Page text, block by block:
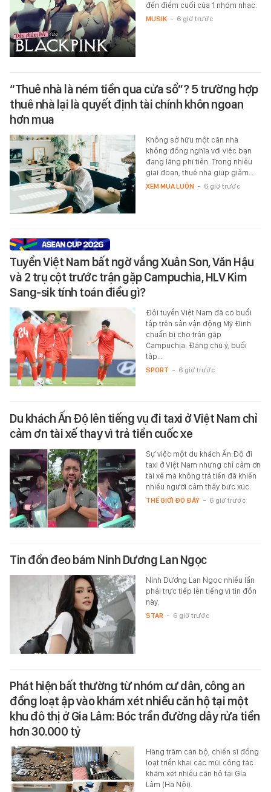
đến điểm cuối của 1 nhóm nhạc.
MUSIK - 6 giờ trước
“Thuê nhà là ném tiền qua cửa sổ”? 5 trường hợp
thuê nhà lại là quyết định tài chính khôn ngoan
hơn mua
Không sở hữu một căn nhà
không đồng nghĩa với việc bạn
đang lãng phí tiền. Trong nhiều
giai đoạn, thuê nhà giúp giảm…
XEM MUA LUÔN - 6 giờ trước
Tuyển Việt Nam bất ngờ vắng Xuân Son, Văn Hậu
và 2 trụ cột trước trận gặp Campuchia, HLV Kim
Sang-sik tính toán điều gì?
Đội tuyển Việt Nam đã có buổi
tập trên sân vận động Mỹ Đình
chuẩn bị cho trận gặp
Campuchia. Đáng chú ý, buổi
tập…
SPORT - 6 giờ trước
Du khách Ấn Độ lên tiếng vụ đi taxi ở Việt Nam chỉ
cảm ơn tài xế thay vì trả tiền cuốc xe
Sự việc một du khách Ấn Độ đi
taxi ở Việt Nam nhưng chỉ cảm ơn
tài xế mà không trả tiền đã khiến
nhiều người cảm thấy bức xúc.
THẾ GIỚI ĐÓ ĐÂY - 6 giờ trước
Tin đồn đeo bám Ninh Dương Lan Ngọc
Ninh Dương Lan Ngọc nhiều lần
phải trực tiếp lên tiếng vì tin đồn
này.
STAR - 6 giờ trước
Phát hiện bất thường từ nhóm cư dân, công an
đồng loạt ập vào khám xét nhiều căn hộ tại một
khu đô thị ở Gia Lâm: Bóc trần đường dây rửa tiền
hơn 30.000 tỷ
Hàng trăm cán bộ, chiến sĩ đồng
loạt triển khai các mũi công tác
khám xét nhiều căn hộ tại Gia
Lâm (Hà Nội).